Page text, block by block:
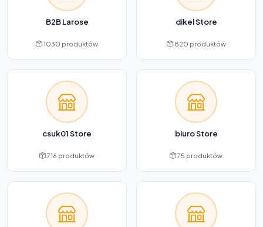
B2B Larose
1030 produktów
dikel Store
820 produktów
csuk01 Store
716 produktów
biuro Store
75 produktów